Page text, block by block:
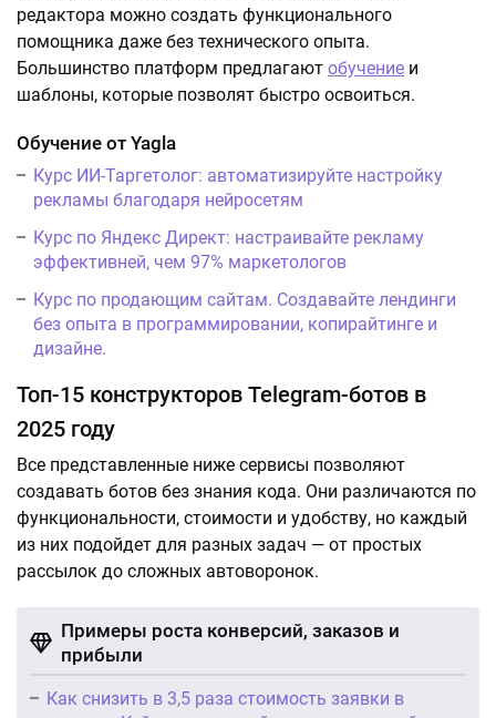
редактора можно создать функционального
помощника даже без технического опыта.
Большинство платформ предлагают обучение и
шаблоны, которые позволят быстро освоиться.
Обучение от Yagla
Курс ИИ-Таргетолог: автоматизируйте настройку
рекламы благодаря нейросетям
Курс по Яндекс Директ: настраивайте рекламу
эффективней, чем 97% маркетологов
Курс по продающим сайтам. Создавайте лендинги
без опыта в программировании, копирайтинге и
дизайне.
Топ-15 конструкторов Telegram-ботов в
2025 году
Все представленные ниже сервисы позволяют
создавать ботов без знания кода. Они различаются по
функциональности, стоимости и удобству, но каждый
из них подойдет для разных задач — от простых
рассылок до сложных автоворонок.
Примеры роста конверсий, заказов и
прибыли
Как снизить в 3,5 раза стоимость заявки в